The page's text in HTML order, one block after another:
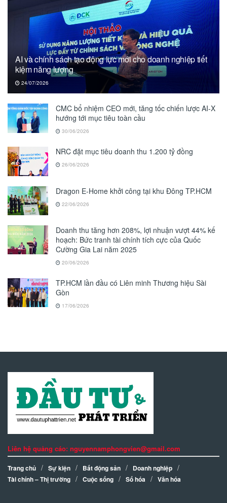
AI và chính sách tạo động lực mới cho doanh nghiệp tiết
kiệm năng lượng
24/07/2026
CMC bổ nhiệm CEO mới, tăng tốc chiến lược AI-X
hướng tới mục tiêu toàn cầu
30/06/2026
NRC đặt mục tiêu doanh thu 1.200 tỷ đồng
26/06/2026
Dragon E-Home khởi công tại khu Đông TP.HCM
22/06/2026
Doanh thu tăng hơn 208%, lợi nhuận vượt 44% kế
hoạch: Bức tranh tài chính tích cực của Quốc
Cường Gia Lai năm 2025
20/06/2026
TP.HCM lần đầu có Liên minh Thương hiệu Sài
Gòn
17/06/2026
Liên hệ quảng cáo: nguyennamphongvien@gmail.com
Trang chủ Sự kiện Bất động sản
Doanh nghiệp
Tài chính – Thị trường
Cuộc sống Số hóa Văn hóa